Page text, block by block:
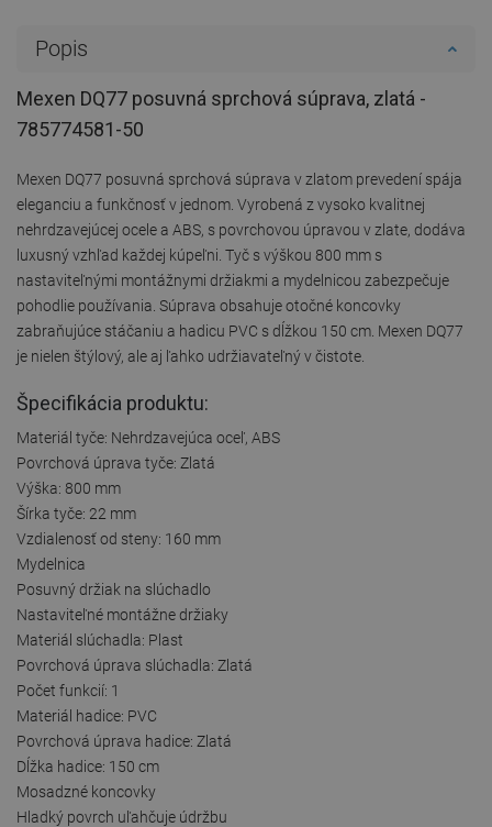
Popis
Mexen DQ77 posuvná sprchová súprava, zlatá -
785774581-50
Mexen DQ77 posuvná sprchová súprava v zlatom prevedení spája
eleganciu a funkčnosť v jednom. Vyrobená z vysoko kvalitnej
nehrdzavejúcej ocele a ABS, s povrchovou úpravou v zlate, dodáva
luxusný vzhľad každej kúpeľni. Tyč s výškou 800 mm s
nastaviteľnými montážnymi držiakmi a mydelnicou zabezpečuje
pohodlie používania. Súprava obsahuje otočné koncovky
zabraňujúce stáčaniu a hadicu PVC s dĺžkou 150 cm. Mexen DQ77
je nielen štýlový, ale aj ľahko udržiavateľný v čistote.
Špecifikácia produktu:
Materiál tyče: Nehrdzavejúca oceľ, ABS
Povrchová úprava tyče: Zlatá
Výška: 800 mm
Šírka tyče: 22 mm
Vzdialenosť od steny: 160 mm
Mydelnica
Posuvný držiak na slúchadlo
Nastaviteľné montážne držiaky
Materiál slúchadla: Plast
Povrchová úprava slúchadla: Zlatá
Počet funkcií: 1
Materiál hadice: PVC
Povrchová úprava hadice: Zlatá
Dĺžka hadice: 150 cm
Mosadzné koncovky
Hladký povrch uľahčuje údržbu